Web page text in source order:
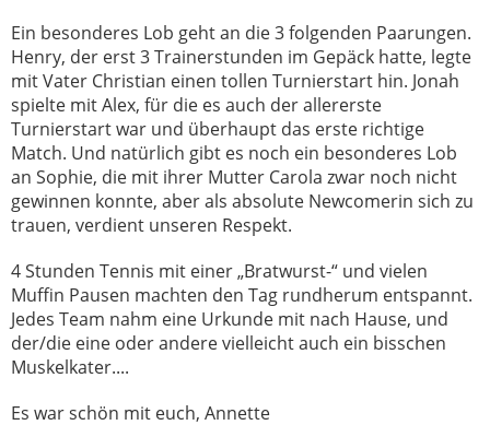
Ein besonderes Lob geht an die 3 folgenden Paarungen.
Henry, der erst 3 Trainerstunden im Gepäck hatte, legte
mit Vater Christian einen tollen Turnierstart hin. Jonah
spielte mit Alex, für die es auch der allererste
Turnierstart war und überhaupt das erste richtige
Match. Und natürlich gibt es noch ein besonderes Lob
an Sophie, die mit ihrer Mutter Carola zwar noch nicht
gewinnen konnte, aber als absolute Newcomerin sich zu
trauen, verdient unseren Respekt.
4 Stunden Tennis mit einer „Bratwurst-“ und vielen
Muffin Pausen machten den Tag rundherum entspannt.
Jedes Team nahm eine Urkunde mit nach Hause, und
der/die eine oder andere vielleicht auch ein bisschen
Muskelkater....
Es war schön mit euch, Annette